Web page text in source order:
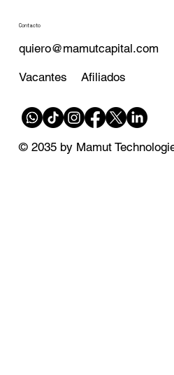
Contacto
quiero@mamutcapital.com
Vacantes Afiliados
© 2035 by Mamut